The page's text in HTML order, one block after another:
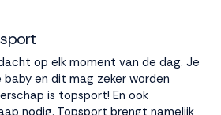
op elk moment van de dag. Je
en dit mag zeker worden
is topsport! En ook
nodig. Topsport brengt namelijk